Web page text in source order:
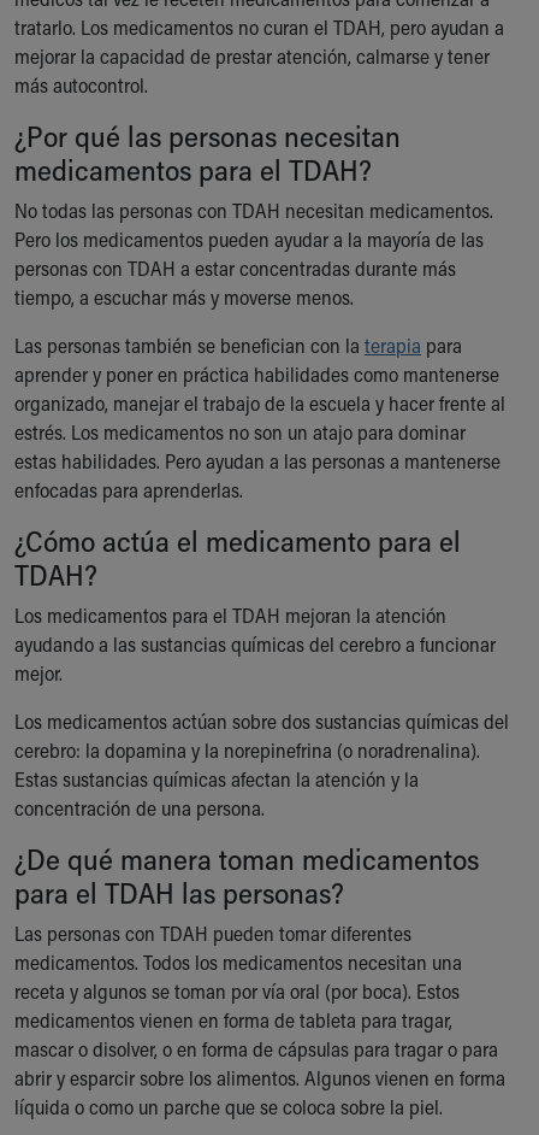
Ronald McDonald House Care Mobile
Health Centers
Symptom Checker
Price Estimates
Family Supports
Sports Health Services Provider for Akron Zips
New Parents
Find a Pediatrics Location
Find a Pediatrician
MyChart
Make an Appointment
Breastfeeding Medicine
Child Passenger Safety
Safe Sleep for Babies
Safe Sleep
About Akron Children's Pediatrics
Who We Are
Building a Brighter Future
Our Mission, Vision, Promise
Calendar of Events
Community Mission
Connect With Us
Our Culture of Caring
Newsroom
Our Leadership
Quality and Patient Safety
Unity and Engagement
Our History
More childhood, please.™
Cincinnati Children's
Your Visit
MyChart Telehealth Visits
Directions
Doggie Brigade
During Your Visit
Financial Services
Rest Accommodations
tratarlo. Los medicamentos no curan el TDAH, pero ayudan a
mejorar la capacidad de prestar atención, calmarse y tener
más autocontrol.
¿Por qué las personas necesitan
medicamentos para el TDAH?
No todas las personas con TDAH necesitan medicamentos.
Pero los medicamentos pueden ayudar a la mayoría de las
personas con TDAH a estar concentradas durante más
tiempo, a escuchar más y moverse menos.
Las personas también se benefician con la terapia para
aprender y poner en práctica habilidades como mantenerse
organizado, manejar el trabajo de la escuela y hacer frente al
estrés. Los medicamentos no son un atajo para dominar
estas habilidades. Pero ayudan a las personas a mantenerse
enfocadas para aprenderlas.
¿Cómo actúa el medicamento para el
TDAH?
Los medicamentos para el TDAH mejoran la atención
ayudando a las sustancias químicas del cerebro a funcionar
mejor.
Los medicamentos actúan sobre dos sustancias químicas del
cerebro: la dopamina y la norepinefrina (o noradrenalina).
Estas sustancias químicas afectan la atención y la
concentración de una persona.
¿De qué manera toman medicamentos
para el TDAH las personas?
Las personas con TDAH pueden tomar diferentes
medicamentos. Todos los medicamentos necesitan una
receta y algunos se toman por vía oral (por boca). Estos
medicamentos vienen en forma de tableta para tragar,
mascar o disolver, o en forma de cápsulas para tragar o para
abrir y esparcir sobre los alimentos. Algunos vienen en forma
líquida o como un parche que se coloca sobre la piel.